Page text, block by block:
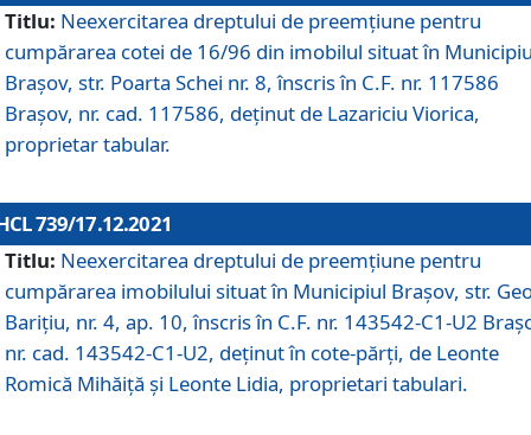
Titlu: Neexercitarea dreptului de preemţiune pentru
cumpărarea cotei de 16/96 din imobilul situat în
Braşov, str. Poarta Schei nr. 8, înscris în C.F. nr. 117586
Brașov, nr. cad. 117586, deținut de Lazariciu Viorica,
proprietar tabular.
739/17.12.2021
Titlu: Neexercitarea dreptului de preemţiune pentru
cumpărarea imobilului situat în Municipiul Braşov, str.
Barițiu, nr. 4, ap. 10, înscris în C.F. nr. 143542-C1-U2
nr. cad. 143542-C1-U2, deținut în cote-părți, de Leonte
Romică Mihăiță și Leonte Lidia, proprietari tabulari.